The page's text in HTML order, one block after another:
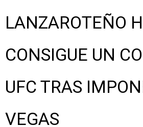
LANZAROTEÑO
CONSIGUE UN
UFC TRAS
VEGAS